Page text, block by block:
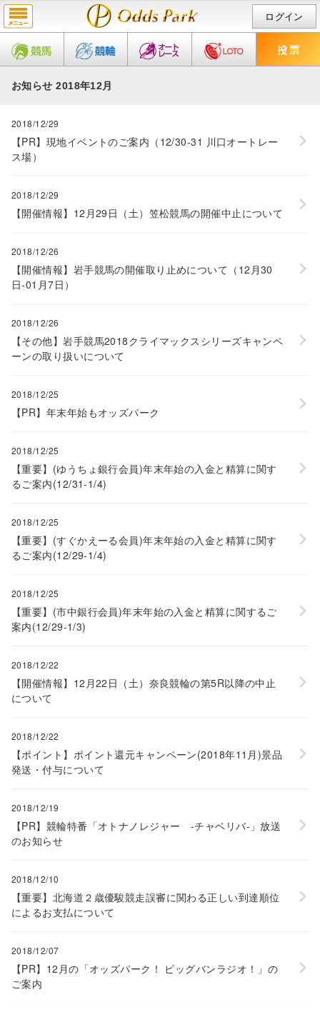
ログイン
お知らせ 2018年12月
2018/12/29
【PR】現地イベントのご案内（12/30-31 川口オートレー
ス場）
2018/12/29
【開催情報】12月29日（土）笠松競馬の開催中止について
2018/12/26
【開催情報】岩手競馬の開催取り止めについて（12月30
日-01月7日）
2018/12/26
【その他】岩手競馬2018クライマックスシリーズキャンペ
ーンの取り扱いについて
2018/12/25
【PR】年末年始もオッズパーク
2018/12/25
【重要】(ゆうちょ銀行会員)年末年始の入金と精算に関す
るご案内(12/31-1/4)
2018/12/25
【重要】(すぐかえーる会員)年末年始の入金と精算に関す
るご案内(12/29-1/4)
2018/12/25
【重要】(市中銀行会員)年末年始の入金と精算に関するご
案内(12/29-1/3)
2018/12/22
【開催情報】12月22日（土）奈良競輪の第5R以降の中止
について
2018/12/22
【ポイント】ポイント還元キャンペーン(2018年11月)景品
発送・付与について
2018/12/19
【PR】競輪特番「オトナノレジャー -チャベリバ-」放送
のお知らせ
2018/12/10
【重要】北海道２歳優駿競走誤審に関わる正しい到達順位
によるお支払について
2018/12/07
【PR】12月の「オッズパーク！ ビッグバンラジオ！」の
ご案内